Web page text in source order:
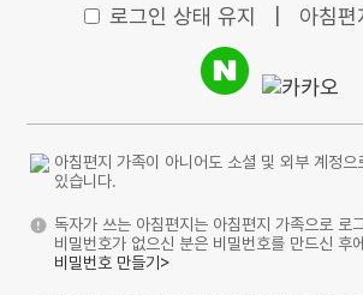
로그인 상태 유지 아침편
아침편지 가족이 아니어도 소셜 및 외부 계정으
있습니다.
독자가 쓰는 아침편지는 아침편지 가족으로 로
비밀번호가 없으신 분은 비밀번호를 만드신 후
비밀번호 만들기>